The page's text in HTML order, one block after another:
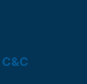
C&C​